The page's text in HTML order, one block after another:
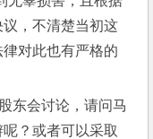
，不清楚当初这
对此也有严格的
东会讨论，请问马
？或者可以采取